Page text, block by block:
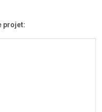
projet: